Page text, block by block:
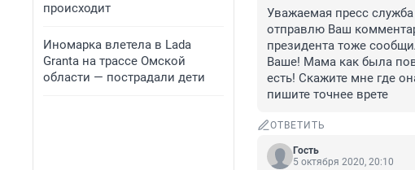
происходит
Иномарка влетела в Lada
Granta на трассе Омской
области — пострадали дети
Уважаемая пресс
отправлю Ваш
президента тоже
Ваше! Мама как была
есть! Скажите мне где
пишите точнее врете
ОТВЕТИТЬ
Гость
5 октября 2020, 20:10